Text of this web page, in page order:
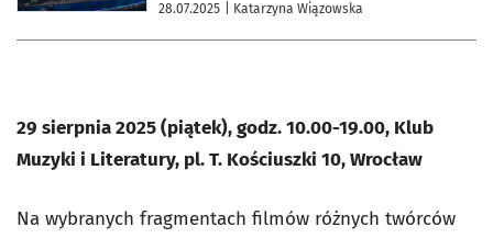
28.07.2025 | Katarzyna Wiązowska
29 sierpnia 2025 (piątek), godz. 10.00-19.00, Klub
Muzyki i Literatury, pl. T. Kościuszki 10, Wrocław
Na wybranych fragmentach filmów różnych twórców